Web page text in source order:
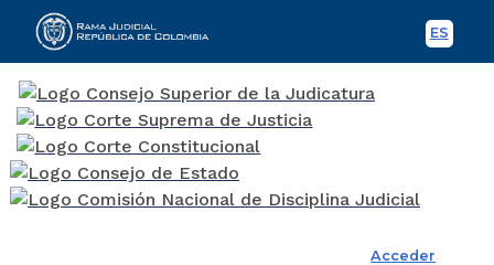
ES
Acceder